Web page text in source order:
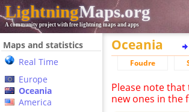
LightningMaps.org
A community project with free lightning maps and apps
Maps and statistics
Real Time
Europe
Oceania
America
Oceania
Foudre
Please note
new ones in the